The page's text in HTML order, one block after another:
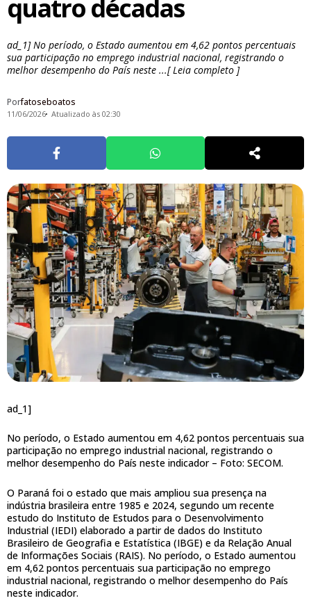
quatro décadas
ad_1] No período, o Estado aumentou em 4,62 pontos percentuais
sua participação no emprego industrial nacional, registrando o
melhor desempenho do País neste ...[ Leia completo ]
Porfatoseboatos
11/06/2026 Atualizado às 02:30
ad_1]
No período, o Estado aumentou em 4,62 pontos percentuais sua
participação no emprego industrial nacional, registrando o
melhor desempenho do País neste indicador – Foto: SECOM.
O Paraná foi o estado que mais ampliou sua presença na
indústria brasileira entre 1985 e 2024, segundo um recente
estudo do Instituto de Estudos para o Desenvolvimento
Industrial (IEDI) elaborado a partir de dados do Instituto
Brasileiro de Geografia e Estatística (IBGE) e da Relação Anual
de Informações Sociais (RAIS). No período, o Estado aumentou
em 4,62 pontos percentuais sua participação no emprego
industrial nacional, registrando o melhor desempenho do País
neste indicador.